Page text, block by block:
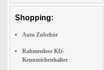
Shopping:
Auto Zubehör
Rahmenlose Kfz-
Kennzeichenhalter